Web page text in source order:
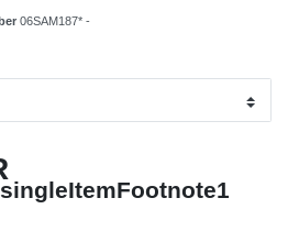
06SAM187* -